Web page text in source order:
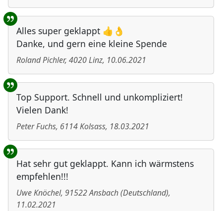
Alles super geklappt 👍👌
Danke, und gern eine kleine Spende
Roland Pichler, 4020Linz, 10.06.2021
Top Support. Schnell und unkompliziert!
Vielen Dank!
Peter Fuchs, 6114Kolsass, 18.03.2021
Hat sehr gut geklappt. Kann ich wärmstens
empfehlen!!!
Uwe Knöchel, 91522Ansbach(Deutschland),
11.02.2021